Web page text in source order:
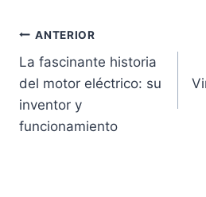
Navegación
de
entradas
ANTERIOR
La fascinante historia
del motor eléctrico: su
inventor y
funcionamiento